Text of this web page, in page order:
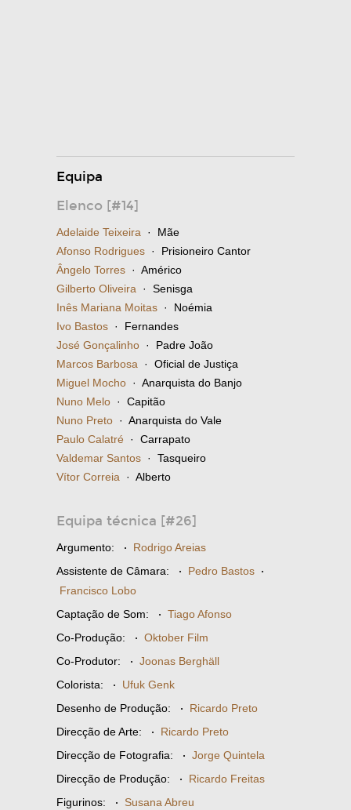
Equipa
Elenco [#14]
Adelaide Teixeira · Mãe
Afonso Rodrigues · Prisioneiro Cantor
Ângelo Torres · Américo
Gilberto Oliveira · Senisga
Inês Mariana Moitas · Noémia
Ivo Bastos · Fernandes
José Gonçalinho · Padre João
Marcos Barbosa · Oficial de Justiça
Miguel Mocho · Anarquista do Banjo
Nuno Melo · Capitão
Nuno Preto · Anarquista do Vale
Paulo Calatré · Carrapato
Valdemar Santos · Tasqueiro
Vítor Correia · Alberto
Equipa técnica [#26]
Argumento: · Rodrigo Areias
Assistente de Câmara: · Pedro Bastos ·
Francisco Lobo
Captação de Som: · Tiago Afonso
Co-Produção: · Oktober Film
Co-Produtor: · Joonas Berghäll
Colorista: · Ufuk Genk
Desenho de Produção: · Ricardo Preto
Direcção de Arte: · Ricardo Preto
Direcção de Fotografia: · Jorge Quintela
Direcção de Produção: · Ricardo Freitas
Figurinos: · Susana Abreu